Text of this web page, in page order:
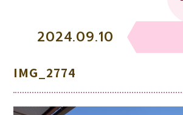
2024.09.10
IMG_2774